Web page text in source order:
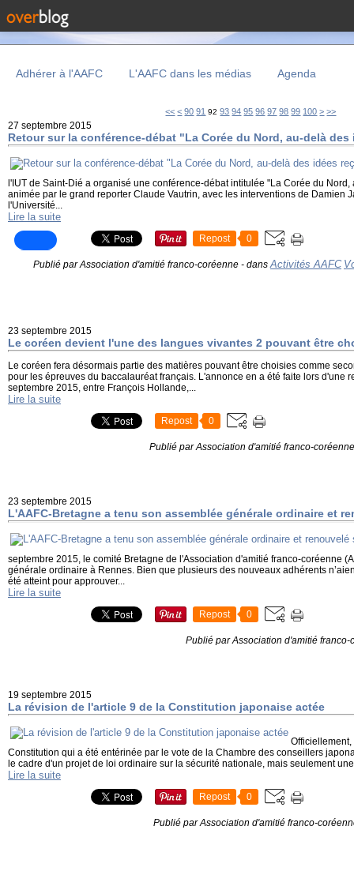
Adhérer à l'AAFC L'AAFC dans les médias Agenda
<< < 10
20
30
40
50
60
70
80
90 91 92 93 94 95 96 97 98 99 100 200
> >>
27 septembre 2015
Retour sur la conférence-débat "La Corée du Nord, au-delà des
l'IUT de Saint-Dié a organisé une conférence-débat intitulée "La Corée du
animée par le grand reporter Claude Vautrin, avec les interventions de Damien
l'Université...
Lire la suite
Repost 0
Publié par Association d'amitié franco-coréenne - dansActivités AAFC
23 septembre 2015
Le coréen devient l'une des langues vivantes 2 pouvant être
Le coréen fera désormais partie des matières pouvant être choisies comme
pour les épreuves du baccalauréat français. L'annonce en a été faite lors d'une
septembre 2015, entre François Hollande,...
Lire la suite
Repost 0
Publié par Association d'amitié franco-coréenne
23 septembre 2015
L'AAFC-Bretagne a tenu son assemblée générale ordinaire et
septembre 2015, le comité Bretagne de l'Association d'amitié franco-coréenne
générale ordinaire à Rennes. Bien que plusieurs des nouveaux adhérents
été atteint pour approuver...
Lire la suite
Repost 0
Publié par Association d'amitié franco-
19 septembre 2015
La révision de l'article 9 de la Constitution japonaise actée
Constitution qui a été entérinée par le vote de la Chambre des conseillers
le cadre d'un projet de loi ordinaire sur la sécurité nationale, mais seulement
Lire la suite
Repost 0
Publié par Association d'amitié franco-